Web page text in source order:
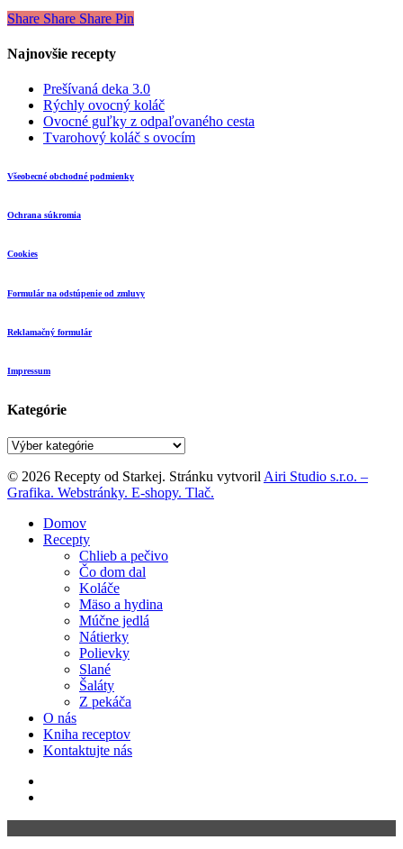
Share Share Share Pin
Najnovšie recepty
Prešívaná deka 3.0
Rýchly ovocný koláč
Ovocné guľky z odpaľovaného cesta
Tvarohový koláč s ovocím
Všeobecné obchodné podmienky
Ochrana súkromia
Cookies
Formulár na odstúpenie od zmluvy
Reklamačný formulár
Impressum
Kategórie
Kategórie
© 2026 Recepty od Starkej. Stránku vytvoril Airi Studio s.r.o. –
Grafika. Webstránky. E-shopy. Tlač.
Close
Menu
Domov
Recepty
Chlieb a pečivo
Čo dom dal
Koláče
Mäso a hydina
Múčne jedlá
Nátierky
Polievky
Slané
Šaláty
Z pekáča
O nás
Kniha receptov
Kontaktujte nás